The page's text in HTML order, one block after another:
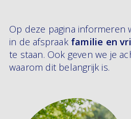
Op deze pagina informeren
in de afspraak familie en
te staan. Ook geven we je
waarom dit belangrijk is.